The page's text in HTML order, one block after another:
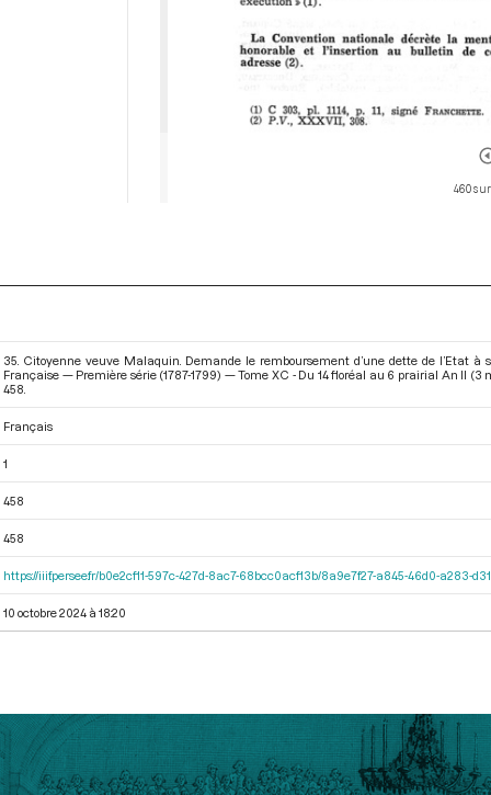
460
35. Citoyenne veuve Malaquin. Demande le remboursement d’une dette de l’Etat
Française — Première série (1787-1799) — Tome XC - Du 14 floréal au 6 prairial An II (3
458.
Français
1
458
458
https://iiif.persee.fr/b0e2cf11-597c-427d-8ac7-68bcc0acf13b/8a9e7f27-a845-46d0-a283-
10 octobre 2024 à 18:20